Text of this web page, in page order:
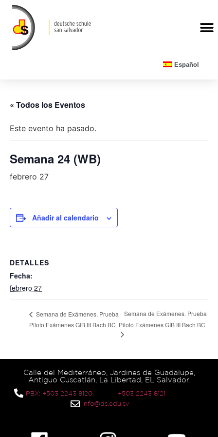
Español
« Todos los Eventos
Este evento ha pasado.
Semana 24 (WB)
febrero 27
Añadir al calendario
DETALLES
Fecha:
febrero 27
Semana de Exámenes. Prueba
Piloto Exámenes GIB III Bach BC
Semana de Exámenes. Prueba
Piloto Exámenes GIB III Bach BC
Calle del Mediterráneo, Jardines de Guadalupe,
Antiguo Cuscatlán, La Libertad, EL Salvador.
PBX: +503 2243 8120
+503 2243 8121
info@ds.edu.sv